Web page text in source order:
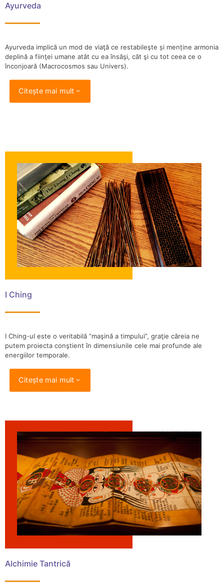
Ayurveda
Ayurveda implică un mod de viaţă ce restabileşte și menține armonia
deplină a fiinţei umane atât cu ea însăşi, cât şi cu tot ceea ce o
înconjoară (Macrocosmos sau Univers).
Citește mai mult
I Ching
I Ching-ul este o veritabilă ”maşină a timpului”, graţie căreia ne
putem proiecta conştient în dimensiunile cele mai profunde ale
energiilor temporale.
Citește mai mult
Alchimie Tantrică